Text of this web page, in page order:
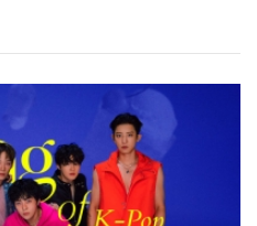
EMAIL